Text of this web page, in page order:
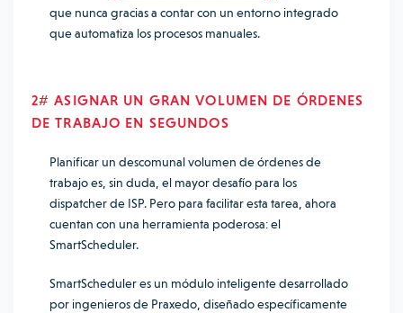
que nunca gracias a contar con un entorno integrado
que automatiza los procesos manuales.
2# ASIGNAR UN GRAN VOLUMEN DE ÓRDENES
DE TRABAJO EN SEGUNDOS
Planificar un descomunal volumen de órdenes de
trabajo es, sin duda, el mayor desafío para los
dispatcher de ISP. Pero para facilitar esta tarea, ahora
cuentan con una herramienta poderosa: el
SmartScheduler.
SmartScheduler es un módulo inteligente desarrollado
por ingenieros de Praxedo, diseñado específicamente